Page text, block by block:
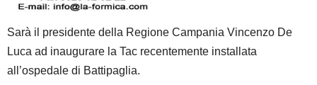
Sarà il presidente della Regione Campania Vincenzo De
Luca ad inaugurare la Tac recentemente installata
all’ospedale di Battipaglia.